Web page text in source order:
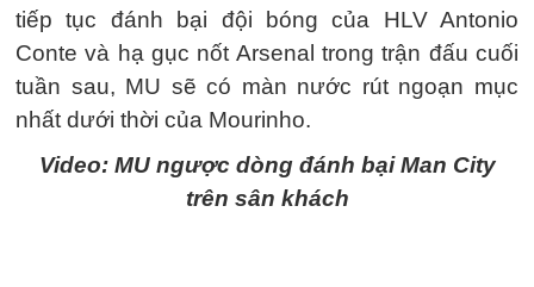
tiếp tục đánh bại đội bóng của HLV Antonio
Conte và hạ gục nốt Arsenal trong trận đấu cuối
tuần sau, MU sẽ có màn nước rút ngoạn mục
nhất dưới thời của Mourinho.
Video: MU ngược dòng đánh bại Man City
trên sân khách